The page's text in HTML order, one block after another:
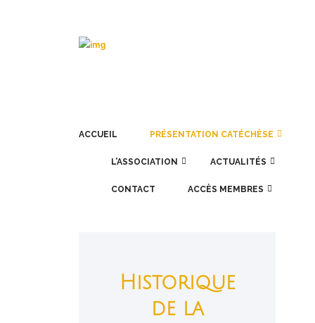
ACCUEIL PRÉSENTATION CATÉCHÈSE
L’ASSOCIATION ACTUALITÉS
CONTACT ACCÈS MEMBRES
Historique
de la